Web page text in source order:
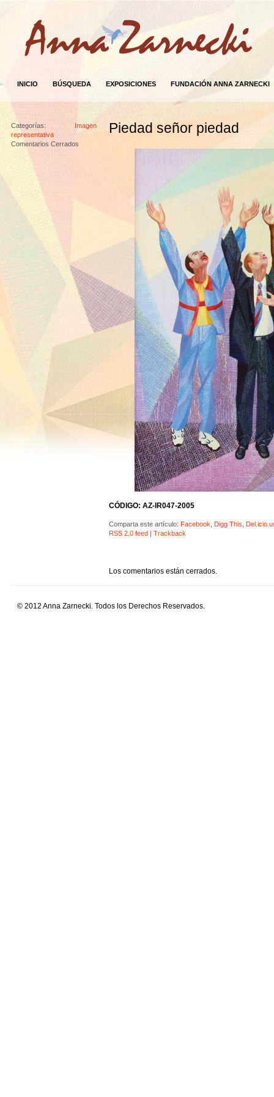
INICIO BÚSQUEDA EXPOSICIONES FUNDACIÓN ANNA ZARNECKI
Categorías:
Imagen
representativa
Comentarios Cerrados
Piedad señor piedad
CÓDIGO: AZ-IR047-2005
Comparta este artículo: Facebook Digg This
RSS 2.0 feed| Trackback
Los comentarios están cerrados.
© 2012 Anna Zarnecki. Todos los Derechos Reservados.